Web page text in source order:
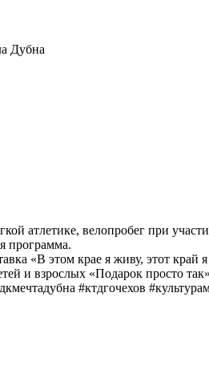
Дубна
атлетике, велопробег при
программа.
«В этом крае я живу, этот край
и взрослых «Подарок просто
#ктдгочехов